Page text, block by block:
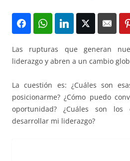
Las rupturas que generan
liderazgo y abren a un cambio
La cuestión es: ¿Cuáles son
posicionarme? ¿Cómo puedo
oportunidad? ¿Cuáles son los
desarrollar mi liderazgo?